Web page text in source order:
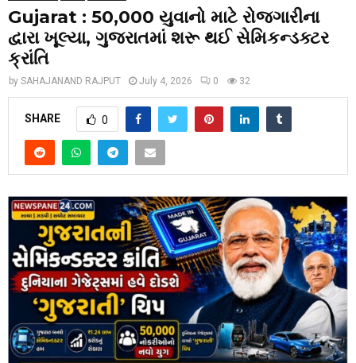
Gujarat : 50,000 યુવાનો માટે રોજગારીના
દ્વારા ખૂલ્યા, ગુજરાતમાં શરૂ થઈ સેમિકન્ડક્ટર
ક્રાંતિ
by SAHAJANAND RAJPUT July 4, 2026 0 32
SHARE 0